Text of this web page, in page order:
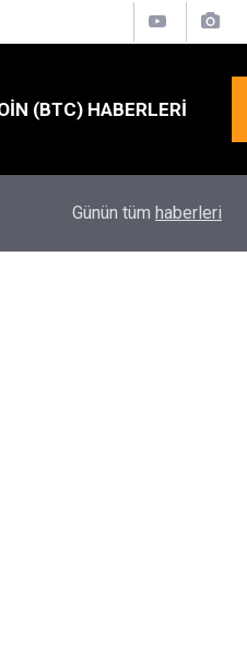
(BTC) HABERLERI
Bekleniyor
Günün tüm haberleri